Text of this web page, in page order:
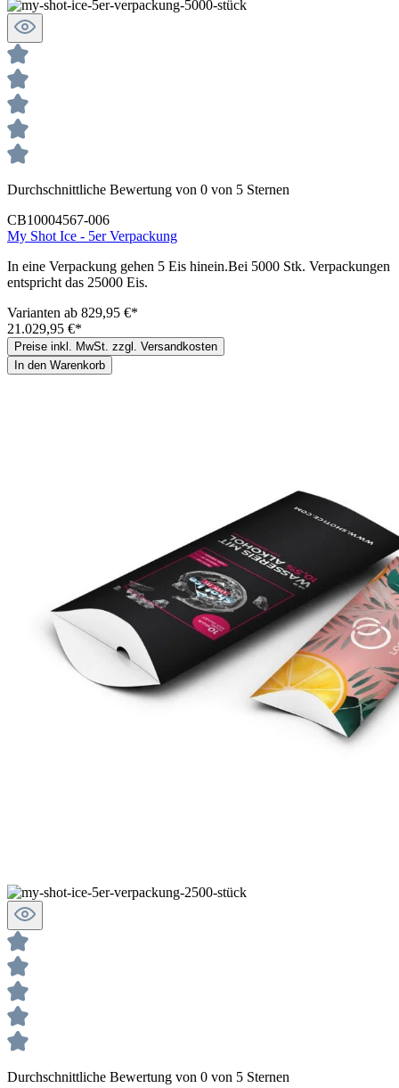
Durchschnittliche Bewertung von 0 von 5 Sternen
CB10004567-006
My Shot Ice - 5er Verpackung
In eine Verpackung gehen 5 Eis hinein.Bei 5000 Stk. Verpackungen
entspricht das 25000 Eis.
Varianten ab 829,95 €*
21.029,95 €*
Preise inkl. MwSt. zzgl. Versandkosten
In den Warenkorb
Durchschnittliche Bewertung von 0 von 5 Sternen